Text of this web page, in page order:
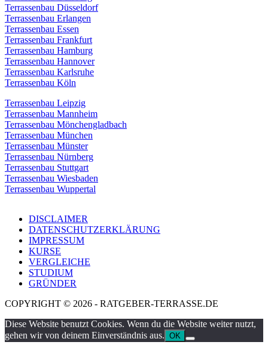
Terrassenbau Düsseldorf
Terrassenbau Erlangen
Terrassenbau Essen
Terrassenbau Frankfurt
Terrassenbau Hamburg
Terrassenbau Hannover
Terrassenbau Karlsruhe
Terrassenbau Köln
Terrassenbau Leipzig
Terrassenbau Mannheim
Terrassenbau Mönchengladbach
Terrassenbau München
Terrassenbau Münster
Terrassenbau Nürnberg
Terrassenbau Stuttgart
Terrassenbau Wiesbaden
Terrassenbau Wuppertal
DISCLAIMER
DATENSCHUTZERKLÄRUNG
IMPRESSUM
KURSE
VERGLEICHE
STUDIUM
GRÜNDER
COPYRIGHT © 2026 - RATGEBER-TERRASSE.DE
Diese Website benutzt Cookies. Wenn du die Website weiter nutzt,
gehen wir von deinem Einverständnis aus. OK